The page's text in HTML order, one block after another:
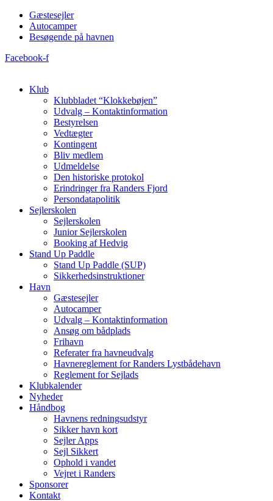
Videre
indhold
Gæstesejler
Autocamper
Besøgende på havnen
Facebook-f
Klub
Klubbladet “Klokkebøjen”
Udvalg – Kontaktinformation
Bestyrelsen
Vedtægter
Kontingent
Bliv medlem
Udmeldelse
Den historiske protokol
Erindringer fra Randers Fjord
Persondatapolitik
Sejlerskolen
Sejlerskolen
Junior Sejlerskolen
Booking af Hedvig
Stand Up Paddle
Stand Up Paddle (SUP)
Sikkerhedsinstruktioner
Havn
Gæstesejler
Autocamper
Udvalg – Kontaktinformation
Ansøg om bådplads
Frihavn
Referater fra havneudvalg
Havnereglement for Randers Lystbådehavn
Reglement for Sejlads
Klubkalender
Nyheder
Håndbog
Havnens redningsudstyr
Sikker havn kort
Sejler Apps
Sejl Sikkert
Ophold i vandet
Vejret i Randers
Sponsorer
Kontakt